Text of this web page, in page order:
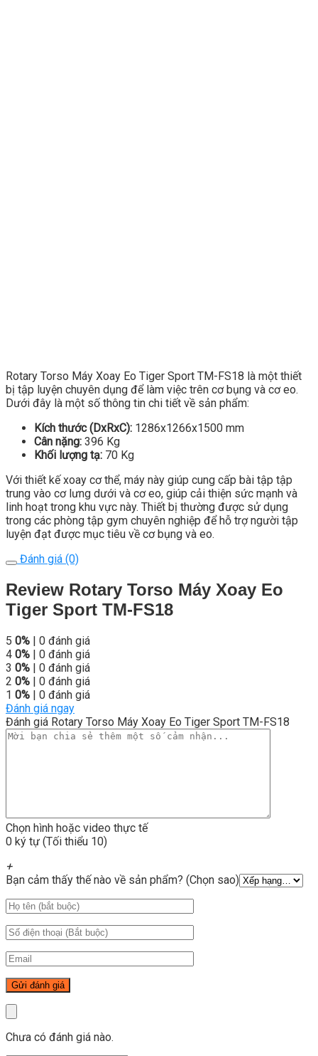
Rotary Torso Máy Xoay Eo Tiger Sport TM-FS18 là một thiết
bị tập luyện chuyên dụng để làm việc trên cơ bụng và cơ eo.
Dưới đây là một số thông tin chi tiết về sản phẩm:
Kích thước (DxRxC): 1286x1266x1500 mm
Cân nặng: 396 Kg
Khối lượng tạ: 70 Kg
Với thiết kế xoay cơ thể, máy này giúp cung cấp bài tập tập
trung vào cơ lưng dưới và cơ eo, giúp cải thiện sức mạnh và
linh hoạt trong khu vực này. Thiết bị thường được sử dụng
trong các phòng tập gym chuyên nghiệp để hỗ trợ người tập
luyện đạt được mục tiêu về cơ bụng và eo.
Đánh giá (0)
Review Rotary Torso Máy Xoay Eo
Tiger Sport TM-FS18
5 0% | 0 đánh giá
4 0% | 0 đánh giá
3 0% | 0 đánh giá
2 0% | 0 đánh giá
1 0% | 0 đánh giá
Đánh giá ngay
Đánh giá Rotary Torso Máy Xoay Eo Tiger Sport TM-FS18
Chọn hình hoặc video thực tế
0 ký tự (Tối thiểu 10)
+
Bạn cảm thấy thế nào về sản phẩm? (Chọn sao)
Chưa có đánh giá nào.